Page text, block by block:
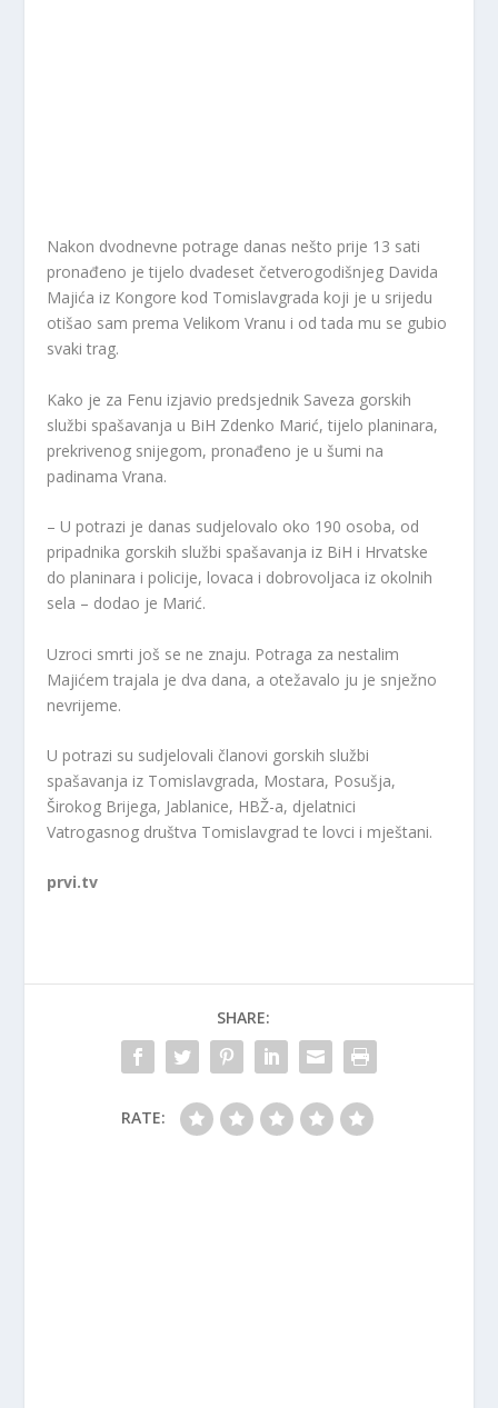
Nakon dvodnevne potrage danas nešto prije 13 sati
pronađeno je tijelo dvadeset četverogodišnjeg Davida
Majića iz Kongore kod Tomislavgrada koji je u srijedu
otišao sam prema Velikom Vranu i od tada mu se gubio
svaki trag.
Kako je za Fenu izjavio predsjednik Saveza gorskih
službi spašavanja u BiH Zdenko Marić, tijelo planinara,
prekrivenog snijegom, pronađeno je u šumi na
padinama Vrana.
– U potrazi je danas sudjelovalo oko 190 osoba, od
pripadnika gorskih službi spašavanja iz BiH i Hrvatske
do planinara i policije, lovaca i dobrovoljaca iz okolnih
sela – dodao je Marić.
Uzroci smrti još se ne znaju. Potraga za nestalim
Majićem trajala je dva dana, a otežavalo ju je snježno
nevrijeme.
U potrazi su sudjelovali članovi gorskih službi
spašavanja iz Tomislavgrada, Mostara, Posušja,
Širokog Brijega, Jablanice, HBŽ-a, djelatnici
Vatrogasnog društva Tomislavgrad te lovci i mještani.
prvi.tv
SHARE:
RATE: